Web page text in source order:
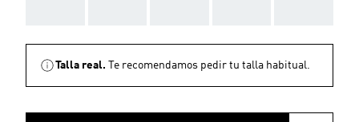
Talla real. Te recomendamos pedir tu talla habitual.